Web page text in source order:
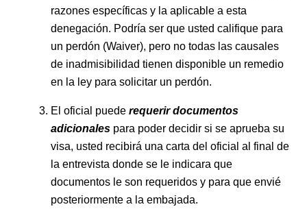
razones específicas y la aplicable a esta
denegación. Podría ser que usted califique para
un perdón (Waiver), pero no todas las causales
de inadmisibilidad tienen disponible un remedio
en la ley para solicitar un perdón.
El oficial puede requerir documentos
adicionalespara poder decidir si se aprueba su
visa, usted recibirá una carta del oficial al final de
la entrevista donde se le indicara que
documentos le son requeridos y para que envié
posteriormente a la embajada.